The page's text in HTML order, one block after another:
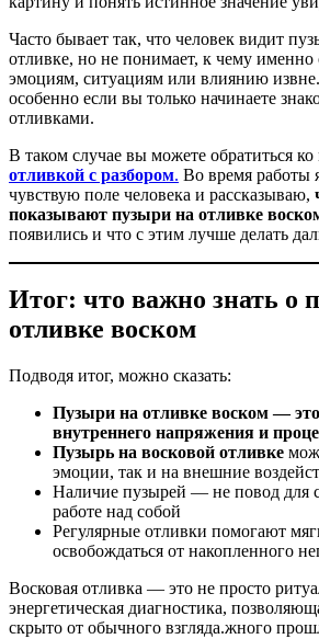
Часто бывает так, что человек видит
отливке, но не понимает, к чему
эмоциям, ситуациям или влиянию
особенно если вы только начинаете
отливками.
В таком случае вы можете обратиться ко
отливкой с разбором. Во время работы
чувствую поле человека и рассказываю,
показывают пузыри на отливке
появились и что с этим лучше делать
Итог: что важно знать о
отливке воском
Подводя итог, можно сказать:
Пузыри на отливке воском — это
внутреннего напряжения и
Пузырь на восковой отливке
эмоции, так и на внешние
Наличие пузырей — не повод для
работе над собой
Регулярные отливки помогают
освобождаться от накопленного
Восковая отливка — это не просто
энергетическая диагностика,
скрыто от обычного взгляда.жного